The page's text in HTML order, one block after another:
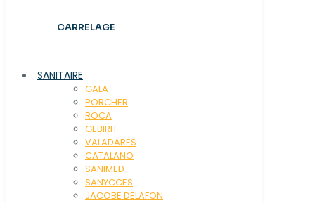
CARRELAGE
SANITAIRE
GALA
PORCHER
ROCA
GEBIRIT
VALADARES
CATALANO
SANIMED
SANYCCES
JACOBE DELAFON